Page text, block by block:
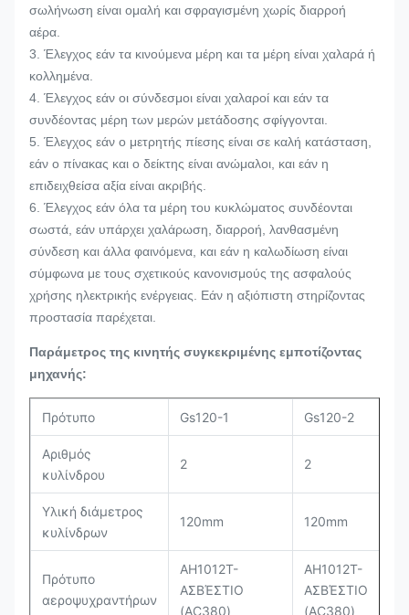
σωλήνωση είναι ομαλή και σφραγισμένη χωρίς διαρροή
αέρα.
3. Έλεγχος εάν τα κινούμενα μέρη και τα μέρη είναι χαλαρά ή
κολλημένα.
4. Έλεγχος εάν οι σύνδεσμοι είναι χαλαροί και εάν τα
συνδέοντας μέρη των μερών μετάδοσης σφίγγονται.
5. Έλεγχος εάν ο μετρητής πίεσης είναι σε καλή κατάσταση,
εάν ο πίνακας και ο δείκτης είναι ανώμαλοι, και εάν η
επιδειχθείσα αξία είναι ακριβής.
6. Έλεγχος εάν όλα τα μέρη του κυκλώματος συνδέονται
σωστά, εάν υπάρχει χαλάρωση, διαρροή, λανθασμένη
σύνδεση και άλλα φαινόμενα, και εάν η καλωδίωση είναι
σύμφωνα με τους σχετικούς κανονισμούς της ασφαλούς
χρήσης ηλεκτρικής ενέργειας. Εάν η αξιόπιστη στηρίζοντας
προστασία παρέχεται.
Παράμετρος της κινητής συγκεκριμένης εμποτίζοντας
μηχανής:
Πρότυπο Gs120-1 Gs120-2
Αριθμός
κυλίνδρου
2 2
Υλική διάμετρος
κυλίνδρων
120mm 120mm
Πρότυπο
αεροψυχραντήρων
AH1012T-
ΑΣΒΈΣΤΙΟ
(AC380)
AH1012T-
ΑΣΒΈΣΤΙΟ
(AC380)